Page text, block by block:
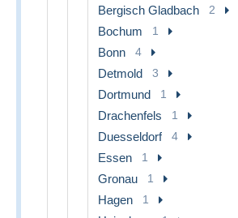
Bergisch Gladbach 2
Bochum 1
Bonn 4
Detmold 3
Dortmund 1
Drachenfels 1
Duesseldorf 4
Essen 1
Gronau 1
Hagen 1